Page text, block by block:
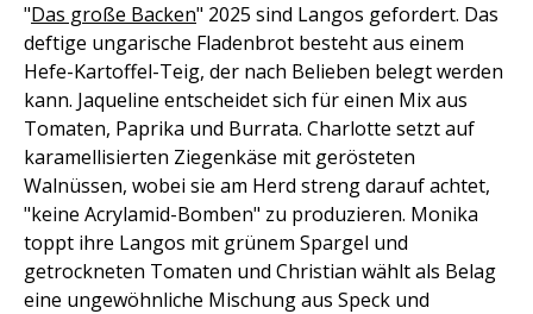
"Das große Backen" 2025 sind Langos gefordert. Das
deftige ungarische Fladenbrot besteht aus einem
Hefe-Kartoffel-Teig, der nach Belieben belegt werden
kann. Jaqueline entscheidet sich für einen Mix aus
Tomaten, Paprika und Burrata. Charlotte setzt auf
karamellisierten Ziegenkäse mit gerösteten
Walnüssen, wobei sie am Herd streng darauf achtet,
"keine Acrylamid-Bomben" zu produzieren. Monika
toppt ihre Langos mit grünem Spargel und
getrockneten Tomaten und Christian wählt als Belag
eine ungewöhnliche Mischung aus Speck und